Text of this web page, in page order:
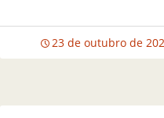
23 de outubro de